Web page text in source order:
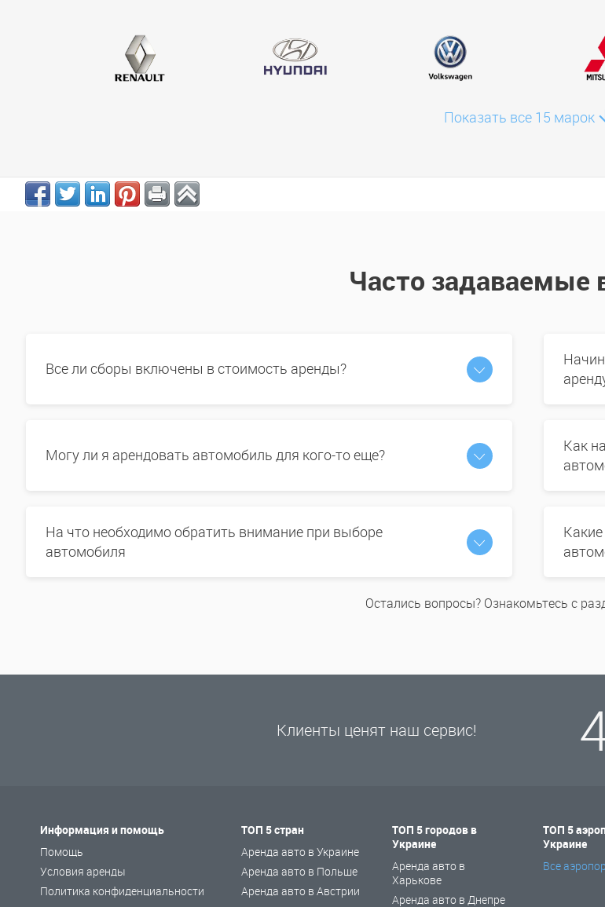
Показать все 15 марок
Часто задаваемые
Все ли сборы включены в стоимость аренды?
Могу ли я арендовать автомобиль для кого-то еще?
Как
На что необходимо обратить внимание при выборе
автомобиля
Остались вопросы? Ознакомьтесь с
Клиенты ценят наш сервис!
Информация и помощь
Помощь
Условия аренды
Политика конфиденциальности
ТОП 5 стран
Аренда авто в Украине
Аренда авто в Польше
Аренда авто в Австрии
ТОП 5 городов в
Украине
Аренда авто в
Харькове
Аренда авто в Днепре
ТОП 5
Украине
Все